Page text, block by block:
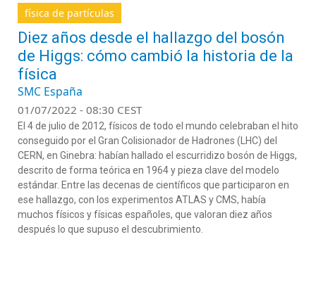
física de partículas
Diez años desde el hallazgo del bosón
de Higgs: cómo cambió la historia de la
física
SMC España
01/07/2022 - 08:30 CEST
El 4 de julio de 2012, físicos de todo el mundo celebraban el hito
conseguido por el Gran Colisionador de Hadrones (LHC) del
CERN, en Ginebra: habían hallado el escurridizo bosón de Higgs,
descrito de forma teórica en 1964 y pieza clave del modelo
estándar. Entre las decenas de científicos que participaron en
ese hallazgo, con los experimentos ATLAS y CMS, había
muchos físicos y físicas españoles, que valoran diez años
después lo que supuso el descubrimiento.